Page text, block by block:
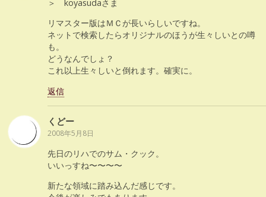
＞ koyasudaさま
リマスター版はＭＣが長いらしいですね。
ネットで検索したらオリジナルのほうが生々しいとの噂
も。
どうなんでしょ？
これ以上生々しいと倒れます。確実に。
返信
くどー
2008年5月8日
先日のリハでのサム・クック。
いいっすね〜〜〜〜
新たな領域に踏み込んだ感じです。